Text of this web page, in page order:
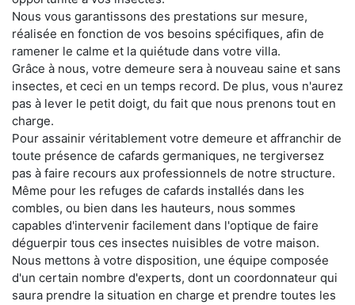
Nous vous garantissons des prestations sur mesure,
réalisée en fonction de vos besoins spécifiques, afin de
ramener le calme et la quiétude dans votre villa.
Grâce à nous, votre demeure sera à nouveau saine et sans
insectes, et ceci en un temps record. De plus, vous n'aurez
pas à lever le petit doigt, du fait que nous prenons tout en
charge.
Pour assainir véritablement votre demeure et affranchir de
toute présence de cafards germaniques, ne tergiversez
pas à faire recours aux professionnels de notre structure.
Même pour les refuges de cafards installés dans les
combles, ou bien dans les hauteurs, nous sommes
capables d'intervenir facilement dans l'optique de faire
déguerpir tous ces insectes nuisibles de votre maison.
Nous mettons à votre disposition, une équipe composée
d'un certain nombre d'experts, dont un coordonnateur qui
saura prendre la situation en charge et prendre toutes les